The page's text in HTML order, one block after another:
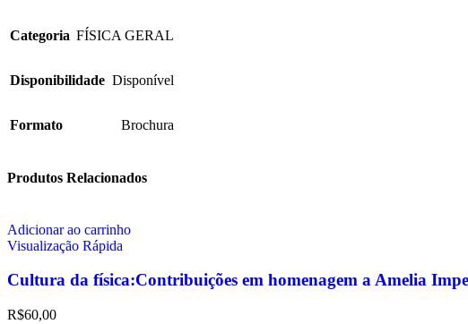
Categoria FÍSICA GERAL
Disponibilidade Disponível
Formato Brochura
Produtos Relacionados
Adicionar ao carrinho
Visualização Rápida
Cultura da física:Contribuições em homenagem a Amelia
R$60,00